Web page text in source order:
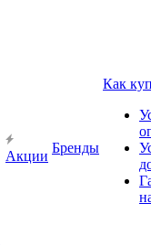
Акции
Бренды
Как